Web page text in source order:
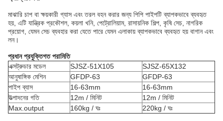
মাঝারি চাপ বা ক্ষয়কারী গ্যাস এবং তরল বহন করার জন্য পিপি পাইপটি ব্যাপকভাবে ব্যবহৃত
হয়, এটি যান্ত্রিক প্রকৌশল, কয়লা খনি, পেট্রোলিয়াম, রাসায়নিক শিল্প, কৃষি সেচ, নাগরিক
প্রয়োগ, যেমন সেচ ব্যবহার করা যেতে পারে যেমন এলাকায় ব্যাপকভাবে ব্যবহৃত হয় বাগান এবং
লন।
প্রধান প্রযুক্তিগত পরামিতি
এক্সট্রুডার মডেল
SJSZ-51X105
SJSZ-65X132
আনুষাঙ্গিক মেশিন
GFDP-63
GFDP-63
পাইপ ব্যাস
16-63mm
16-63mm
উত্পাদনের গতি
12m / মিনিট
12m / মিনিট
Max.output
160kg / ঘঃ 220kg / ঘঃ